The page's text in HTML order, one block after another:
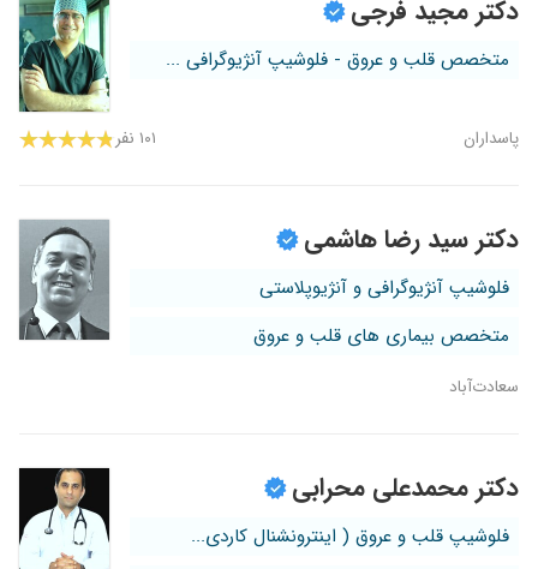
دکتر مجید فرجی
متخصص قلب و عروق - فلوشیپ آنژیوگرافی ...
پاسداران ۱۰۱ نفر
دکتر سید رضا هاشمی
فلوشیپ آنژیوگرافی و آنژیوپلاستی
متخصص بیماری های قلب و عروق
سعادت‌آباد
دکتر محمدعلی محرابی
فلوشیپ قلب و عروق ( اینترونشنال کاردی...